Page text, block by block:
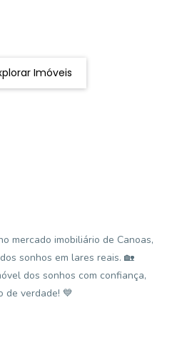
Imóveis
mercado imobiliário de Canoas,
sonhos em lares reais. 🏡
dos sonhos com confiança,
de verdade! 💙